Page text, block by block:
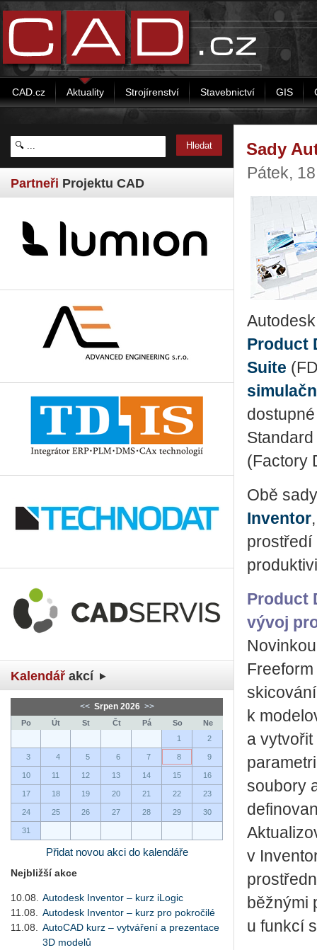
CAD.cz Aktuality Strojírenství Stavebnictví GIS
Partneři Projektu CAD
Kalendář akcí
<< Srpen 2026 >>
Po Út St Čt Pá So
Ne
1
2
3 4 5 6 7 8 9
10 11 12 13 14 15 16
17 18 19 20 21 22 23
24 25 26 27 28 29 30
31
Přidat novou akci do kalendáře
Nejbližší akce
10.08.
Autodesk Inventor – kurz iLogic
11.08.
Autodesk Inventor – kurz pro pokročilé
11.08.
AutoCAD kurz – vytváření a prezentace
3D modelů
Sady
Pátek,
Product
Suite
(Factory
Obě
Inventor
prostředí
Product
vývoj
k
a
soubory
v
běžnými
u funkcí